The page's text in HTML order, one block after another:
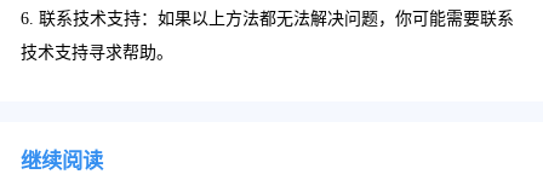
6. 联系技术支持：如果以上方法都无法解决问题，你可能需要联系
技术支持寻求帮助。
继续阅读